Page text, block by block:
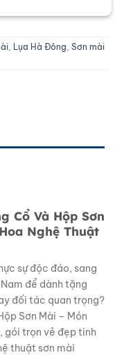
, Lụa Hà Đông, Sơn mài
Cổ Và Hộp Sơn
Nghệ Thuật
sự độc đáo, sang
để dành tặng
đối tác quan trọng?
Sơn Mài – Món
gói trọn vẻ đẹp tinh
thuật sơn mài